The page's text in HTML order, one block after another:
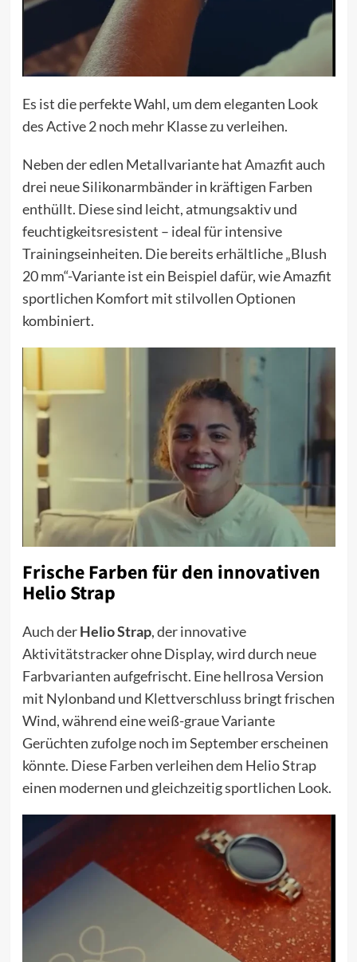
Es ist die perfekte Wahl, um dem eleganten Look
des Active 2 noch mehr Klasse zu verleihen.
Neben der edlen Metallvariante hatAmazfitauch
drei neue Silikonarmbänder in kräftigen Farben
enthüllt. Diese sind leicht, atmungsaktiv und
feuchtigkeitsresistent – ideal für intensive
Trainingseinheiten. Die bereits erhältliche „Blush
20 mm“-Variante ist ein Beispiel dafür, wie Amazfit
sportlichen Komfort mit stilvollen Optionen
kombiniert.
Frische Farben für den innovativen
Helio Strap
Auch derHelio Strap, der innovative
Aktivitätstracker ohne Display, wird durch neue
Farbvarianten aufgefrischt. Eine hellrosa Version
mit Nylonband und Klettverschluss bringt frischen
Wind, während eine weiß-graue Variante
Gerüchten zufolge noch im September erscheinen
könnte. Diese Farben verleihen dem Helio Strap
einen modernen und gleichzeitig sportlichen Look.